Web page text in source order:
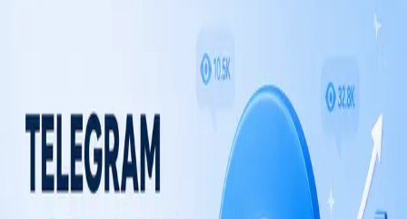
Choose plan
TelegramMember
Услуги по развитию Telegram: подписчики, просмотры,